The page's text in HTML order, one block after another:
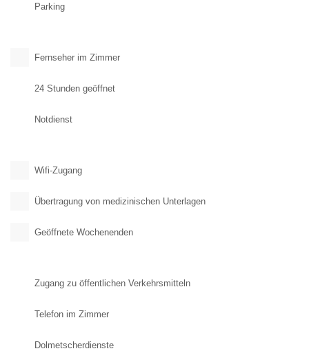
Parking
Fernseher im Zimmer
24 Stunden geöffnet
Notdienst
Wifi-Zugang
Übertragung von medizinischen Unterlagen
Geöffnete Wochenenden
Zugang zu öffentlichen Verkehrsmitteln
Telefon im Zimmer
Dolmetscherdienste